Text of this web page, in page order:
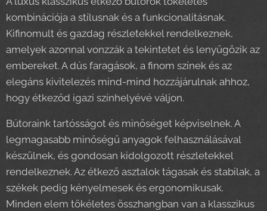
kombinációja a stílusnak és a funkcionalitásnak.
Kifinomult és gazdag részletekkel rendelkeznek,
amelyek azonnal vonzzák a tekintetet és lenyűgözik az
embereket. A dús faragások, a finom színek és az
elegáns kivitelezés mind-mind hozzájárulnak ahhoz,
hogy étkeződ igazi színhelyévé váljon.
Bútoraink tartósságot és minőséget képviselnek. A
legmagasabb minőségű anyagok felhasználásával
készülnek, és gondosan kidolgozott részletekkel
rendelkeznek. Az étkező asztalok tágasak és stabilak, a
székek pedig kényelmesek és ergonomikusak.
Minden elem tökéletes összhangban van a klasszikus